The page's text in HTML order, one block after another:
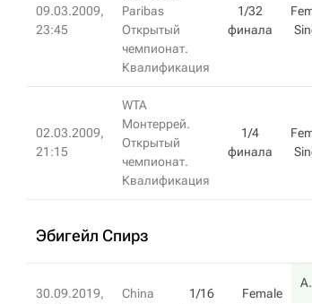
09.03.2009,
23:45
Paribas
Открытый
чемпионат.
Квалификация
1/32
финала
02.03.2009,
21:15
WTA
Монтеррей.
Открытый
чемпионат.
Квалификация
1/4
финала
Эбигейл Спирз
30.09.2019,
China
1/16
Female